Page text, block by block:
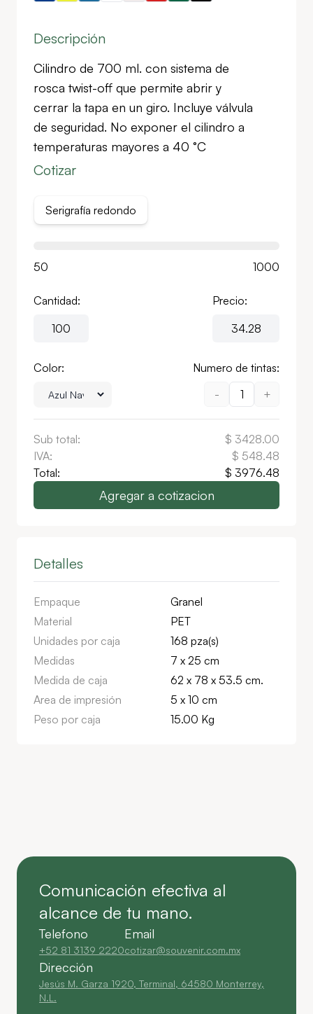
Descripción
Cilindro de 700 ml. con sistema de
rosca twist-off que permite abrir y
cerrar la tapa en un giro. Incluye válvula
de seguridad. No exponer el cilindro a
temperaturas mayores a 40 °C
Cotizar
Serigrafía redondo
50 1000
Cantidad: Precio:
Color:
Numero de tintas:
-
1 +
Sub total: $ 3428.00
IVA:
$ 548.48
Total:
$ 3976.48
Agregar a cotizacion
Detalles
Empaque
Granel
Material
PET
Unidades por caja
168 pza(s)
Medidas
7 x 25 cm
Medida de caja
62 x 78 x 53.5 cm.
Area de impresión
5 x 10 cm
Peso por caja
15.00 Kg
Comunicación efectiva al
alcance de tu mano.
Telefono
+52 81 3139 2220
Email
cotizar@souvenir.com.mx
Dirección
Jesús M. Garza 1920, Terminal, 64580 Monterrey,
N.L.